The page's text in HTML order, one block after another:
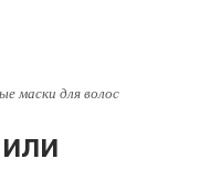
маски для волос